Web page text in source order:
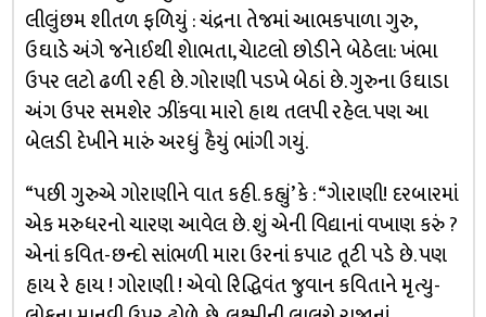
લીલુંછમ શીતળ ફળિયું : ચંદ્રના તેજમાં આભકપાળા ગુરુ,
ઉઘાડે અંગે જનેાઈથી શેાભતા, ચેાટલો છોડીને બેઠેલા: ખંભા
ઉપર લટો ઢળી રહી છે. ગોરાણી પડખે બેઠાં છે. ગુરુના ઉઘાડા
અંગ ઉપર સમશેર ઝીંકવા મારો હાથ તલપી રહેલ. પણ આ
બેલડી દેખીને મારું અરધું હૈયું ભાંગી ગયું.
“પછી ગુરુએ ગોરાણીને વાત કહી. કહ્યું’ કે : “ગેારાણી! દરબારમાં
એક મરુધરનો ચારણ આવેલ છે. શું એની વિદ્યાનાં વખાણ કરું ?
એનાં કવિત-છન્દો સાંભળી મારા ઉરનાં કપાટ તૂટી પડે છે. પણ
હાય રે હાય ! ગોરાણી ! એવો રિદ્ધિવંત જુવાન કવિતાને મૃત્યુ-